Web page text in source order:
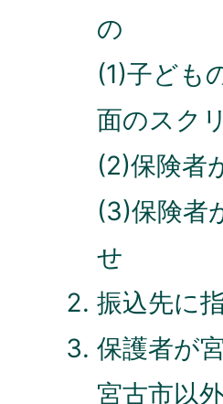
の
(1)子ども
面のスク
(2)保険者
(3)保険者
せ
振込先に
保護者が
宮古市以